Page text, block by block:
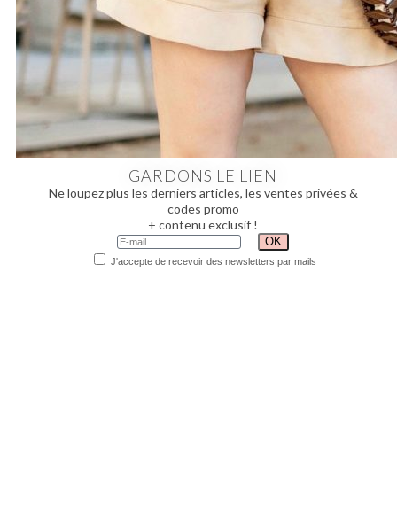
GARDONS LE LIEN
Ne loupez plus les derniers articles, les ventes privées &
codes promo
+ contenu exclusif !
J'accepte de recevoir des newsletters par mails